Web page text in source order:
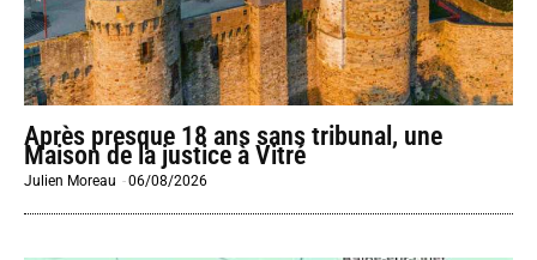
Après presque 18 ans sans tribunal, une
Maison de la justice à Vitré
Julien Moreau -06/08/2026